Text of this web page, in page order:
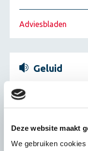
Deze website maakt
We gebruiken
Adviesbladen
Geluid
Geluidsisolatie